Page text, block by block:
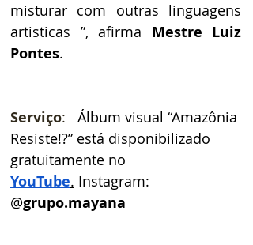
misturar com outras linguagens
artisticas ”, afirma Mestre Luiz
Pontes.
Serviço:
Álbum visual “Amazônia
Resiste!?” está disponibilizado
gratuitamente no
YouTube. Instagram:
@grupo.mayana